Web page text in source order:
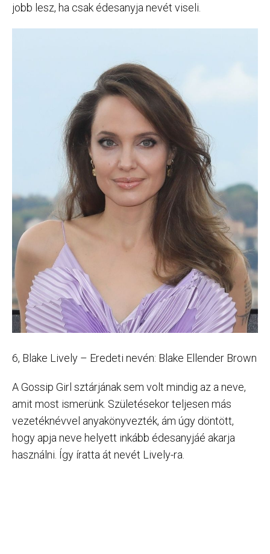
jobb lesz, ha csak édesanyja nevét viseli.
6, Blake Lively – Eredeti nevén: Blake Ellender Brown
A Gossip Girl sztárjának sem volt mindig az a neve,
amit most ismerünk. Születésekor teljesen más
vezetéknévvel anyakönyvezték, ám úgy döntött,
hogy apja neve helyett inkább édesanyjáé akarja
használni. Így íratta át nevét Lively-ra.